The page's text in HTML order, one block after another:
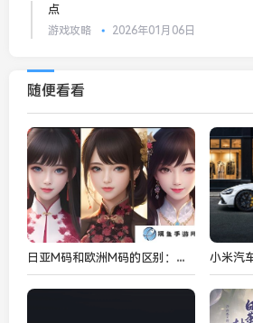
点
游戏攻略 2026年01月06日
随便看看
日亚M码和欧洲M码的区别：如何选择适合自己的服装尺码？